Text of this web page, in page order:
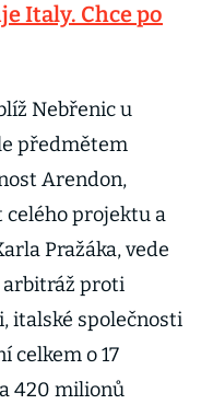
Italy. Chce po
Nebřenic u
předmětem
Arendon,
projektu a
Pražáka, vede
arbitráž proti
italské společnosti
celkem o 17
420 milionů